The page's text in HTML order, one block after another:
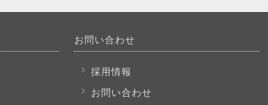
お問い合わせ
採用情報
お問い合わせ